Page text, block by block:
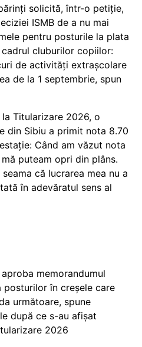
solicită, într-o petiție,
ISMB de a nu mai
pentru posturile la plata
cluburilor copiilor:
de activități extrașcolare
de la 1 septembrie, spun
la Titularizare 2026, o
din Sibiu a primit nota 8.70
Când am văzut nota
puteam opri din plâns.
că lucrarea mea nu a
în adevăratul sens al
memorandumul
posturilor în creșele care
următoare, spune
după ce s-au afișat
2026